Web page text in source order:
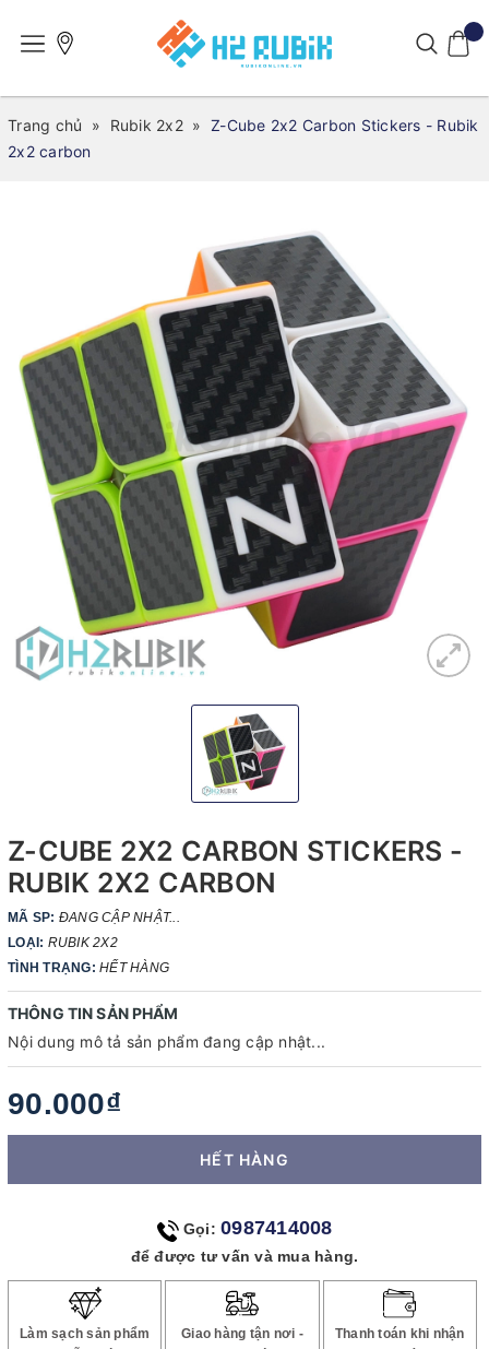
Trang chủ » Rubik 2x2 » Z-Cube 2x2 Carbon Stickers - Rubik
2x2 carbon
Z-CUBE 2X2 CARBON STICKERS -
RUBIK 2X2 CARBON
MÃ SP: ĐANG CẬP NHẬT...
LOẠI: RUBIK 2X2
TÌNH TRẠNG: HẾT HÀNG
THÔNG TIN SẢN PHẨM
Nội dung mô tả sản phẩm đang cập nhật...
90.000₫
HẾT HÀNG
Gọi: 0987414008
để được tư vấn và mua hàng.
Làm sạch sản phẩm
Giao hàng tận nơi -
Thanh toán khi nhận